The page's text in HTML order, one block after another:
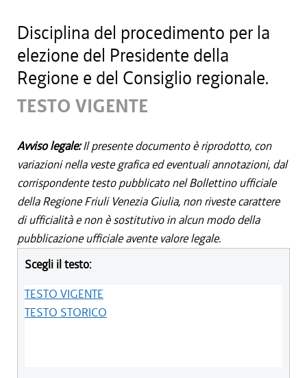
Disciplina del procedimento per la
elezione del Presidente della
Regione e del Consiglio regionale.
TESTO VIGENTE
Avviso legale:Il presente documento è riprodotto, con
variazioni nella veste grafica ed eventuali annotazioni, dal
corrispondente testo pubblicato nel Bollettino ufficiale
della Regione Friuli Venezia Giulia, non riveste carattere
di ufficialità e non è sostitutivo in alcun modo della
pubblicazione ufficiale avente valore legale.
Scegli il testo:
TESTO VIGENTE
TESTO STORICO